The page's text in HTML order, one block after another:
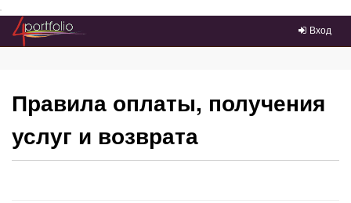
Преейти на главное меню
Вход
Правила оплаты, получения
услуг и возврата